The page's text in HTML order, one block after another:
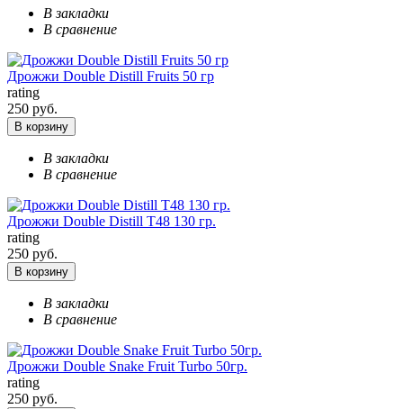
В закладки
В сравнение
Дрожжи Double Distill Fruits 50 гр
rating
250 руб.
В корзину
В закладки
В сравнение
Дрожжи Double Distill T48 130 гр.
rating
250 руб.
В корзину
В закладки
В сравнение
Дрожжи Double Snake Fruit Turbo 50гр.
rating
250 руб.